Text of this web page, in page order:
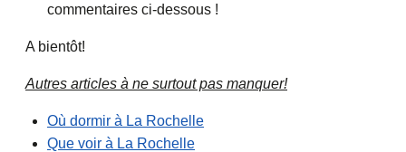
commentaires ci-dessous !
A bientôt!
Autres articles à ne surtout pas manquer!
Où dormir à La Rochelle
Que voir à La Rochelle